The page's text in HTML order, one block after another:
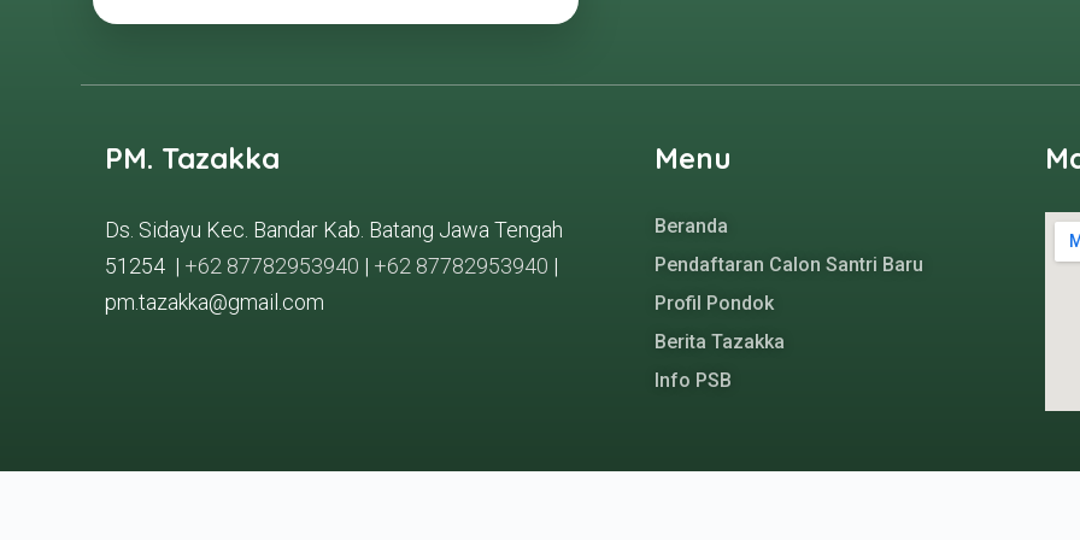
PM. Tazakka
Ds. Sidayu Kec. Bandar Kab. Batang Jawa Tengah
51254 | +62 87782953940 | +62 87782953940 |
pm.tazakka@gmail.com
Menu
Beranda
Pendaftaran Calon Santri Baru
Profil Pondok
Berita Tazakka
Info PSB